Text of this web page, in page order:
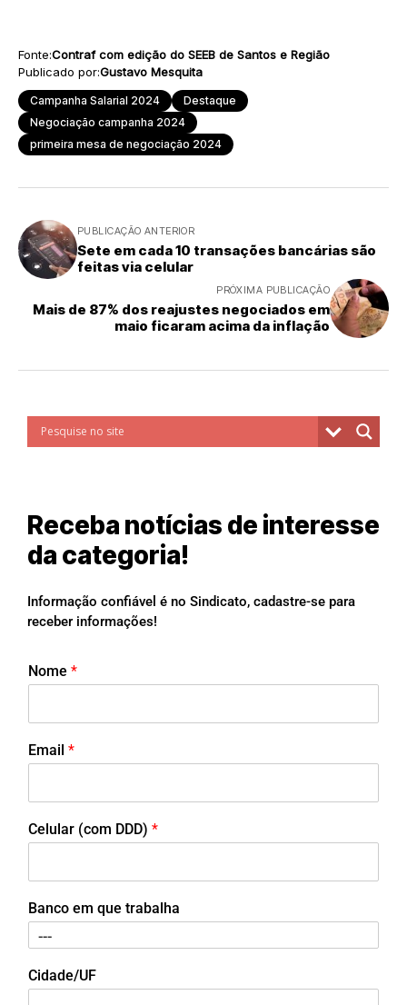
Fonte:Contraf com edição do SEEB de Santos e Região
Publicado por:Gustavo Mesquita
Campanha Salarial 2024
Destaque
Negociação campanha 2024
primeira mesa de negociação 2024
PUBLICAÇÃO ANTERIOR
Sete em cada 10 transações bancárias são
feitas via celular
PRÓXIMA PUBLICAÇÃO
Mais de 87% dos reajustes negociados em
maio ficaram acima da inflação
Receba notícias de interesse
da categoria!
Informação confiável é no Sindicato, cadastre-se para
receber informações!
Nome *
Email *
Celular (com DDD) *
Banco em que trabalha
Cidade/UF